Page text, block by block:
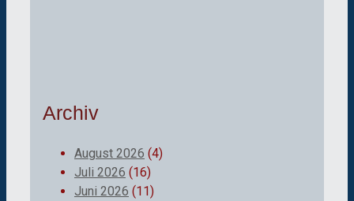
Archiv
August 2026 (4)
Juli 2026 (16)
Juni 2026 (11)